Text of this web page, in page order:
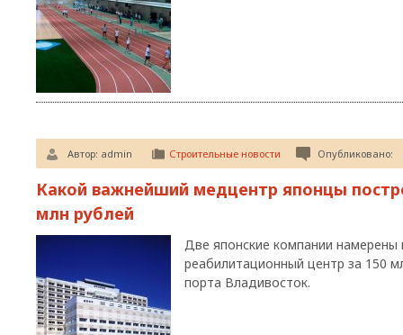
Автор: admin Строительные новости Опубликовано:
Какой важнейший медцентр японцы
млн рублей
Две японские компании намерены
реабилитационный центр за 150
порта Владивосток.